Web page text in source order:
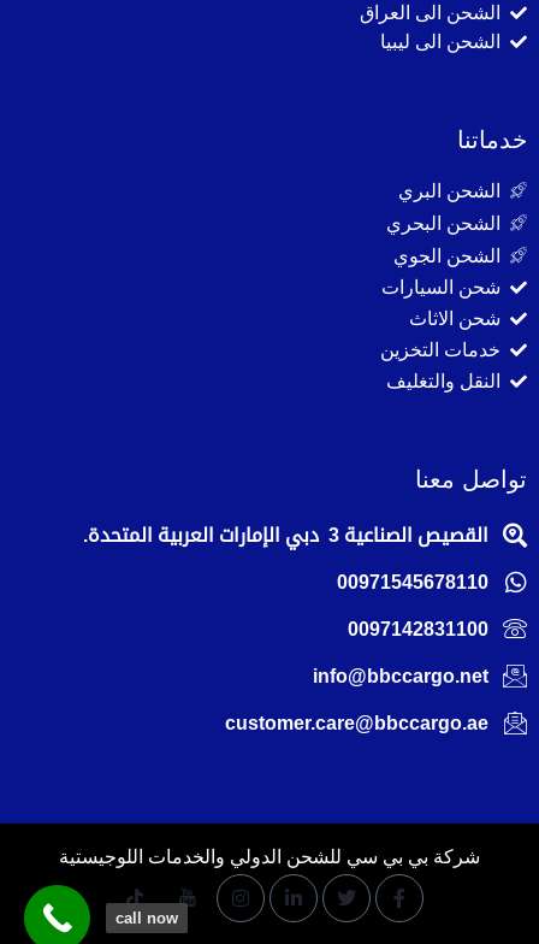
الشحن الى العراق
الشحن الى ليبيا
خدماتنا
الشحن البري
الشحن البحري
الشحن الجوي
شحن السيارات
شحن الاثاث
خدمات التخزين
النقل والتغليف
تواصل معنا
القصيص الصناعية 3 دبي الإمارات العربية المتحدة.
00971545678110
0097142831100
info@bbccargo.net
customer.care@bbccargo.ae
شركة بي بي سي للشحن الدولي والخدمات اللوجيستية
call now